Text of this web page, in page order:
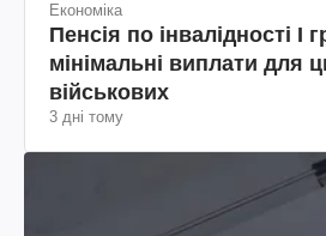
Економіка
Пенсія по інвалідності I
мінімальні виплати для
військових
3 дні тому